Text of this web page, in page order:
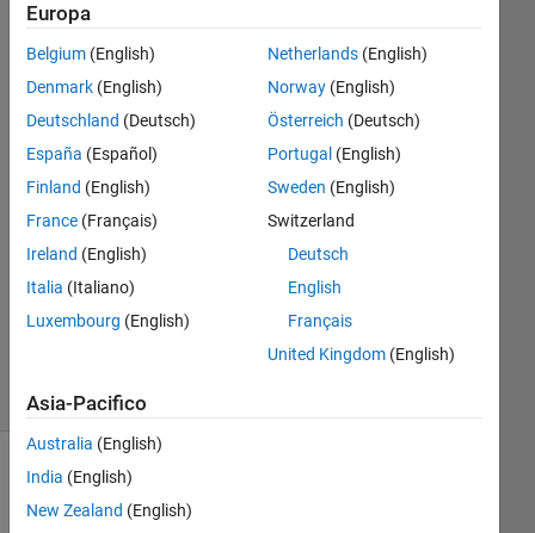
sou
21 Ago
2014
Risposta
Risposta
accettata
Aggiornato
10 Set
2014
(30 giorni)
Mostra
commenti
Europa
Belgium (English)
Denmark (English)
Deutschland (Deutsch)
España (Español)
Finland (English)
France (Français)
Ireland (English)
Italia (Italiano)
Luxembourg (English)
Netherlands(English)
Norway(English)
Österreich (Deutsch)
Portugal (English)
Sweden (English)
Switzerland
Deutsch
English
Français
United Kingdom(English)
Asia-Pacifico
Australia (English)
India (English)
New Zealand (English)